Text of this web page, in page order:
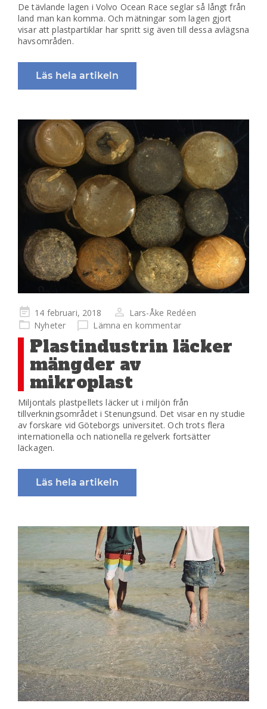
De tävlande lagen i Volvo Ocean Race seglar så långt från
land man kan komma. Och mätningar som lagen gjort
visar att plastpartiklar har spritt sig även till dessa avlägsna
havsområden.
Läs hela artikeln
Publicerad
på
14 februari, 2018
Lars-Åke Redéen
Nyheter
Lämna en kommentar
Plastindustrin läcker
mängder av
mikroplast
Miljontals plastpellets läcker ut i miljön från
tillverkningsområdet i Stenungsund. Det visar en ny studie
av forskare vid Göteborgs universitet. Och trots flera
internationella och nationella regelverk fortsätter
läckagen.
Läs hela artikeln